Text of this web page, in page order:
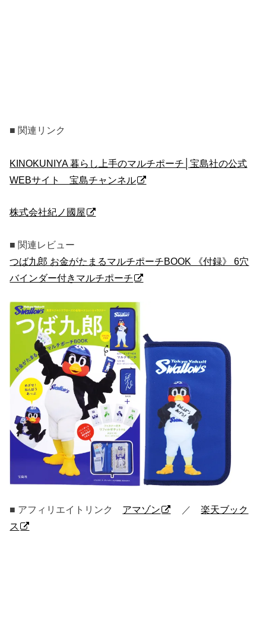
■ 関連リンク
KINOKUNIYA 暮らし上手のマルチポーチ│宝島社の公式
WEBサイト 宝島チャンネル
株式会社紀ノ國屋
■ 関連レビュー
つば九郎 お金がたまるマルチポーチBOOK 《付録》 6穴
バインダー付きマルチポーチ
■ アフィリエイトリンク アマゾン ／楽天ブック
ス